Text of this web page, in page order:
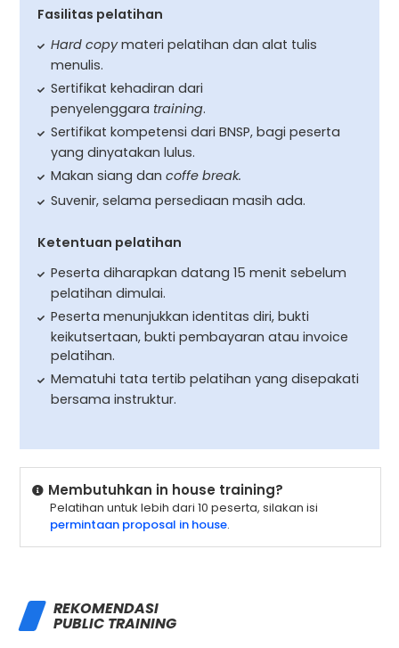
Fasilitas pelatihan
Hard copymateri pelatihan dan alat tulis
menulis.
Sertifikat kehadiran dari
penyelenggara training.
Sertifikat kompetensi dari BNSP, bagi peserta
yang dinyatakan lulus.
Makan siang dancoffe break.
Suvenir, selama persediaan masih ada.
Ketentuan pelatihan
Peserta diharapkan datang 15 menit sebelum
pelatihan dimulai.
Peserta menunjukkan identitas diri, bukti
keikutsertaan, bukti pembayaran atau invoice
pelatihan.
Mematuhi tata tertib pelatihan yang disepakati
bersama instruktur.
Membutuhkan in house training?
Pelatihan untuk lebih dari 10 peserta, silakan isi
permintaan proposal in house.
REKOMENDASI
PUBLIC TRAINING